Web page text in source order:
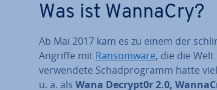
Was ist WannaCry?
Ab Mai 2017 kam es zu einem der
Angriffe mit Ran­som­wa­re, die die
ver­wen­de­te Schad­pro­gramm hatte
u. a. als Wana Decrypt0r 2.0,